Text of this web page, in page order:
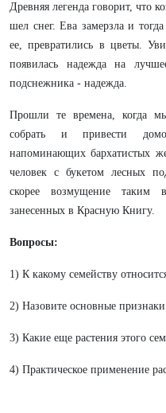
Древняя легенда говорит, что
шел снег. Ева замерзла и
ее, превратились в цветы.
появилась надежда на
подснежника - надежда.
Прошли те времена, когда
собрать и привести
напоминающих бархатистых
человек с букетом лесных
скорее возмущение таким
занесенных в Красную Книгу.
Вопросы:
1) К какому семейству
2) Назовите основные признаки
3) Какие еще растения этого
4) Практическое применение